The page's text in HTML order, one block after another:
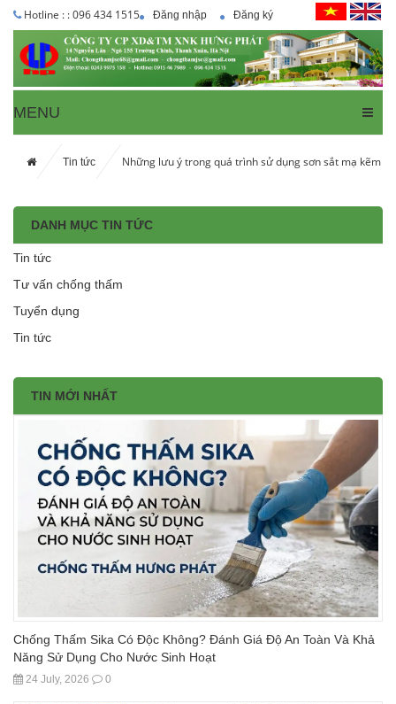
Hotline : : 096 434 1515 Đăng nhập Đăng ký
MENU
Tin tức Những lưu ý trong quá trình sử dụng sơn sắt mạ kẽm
DANH MỤC TIN TỨC
Tin tức
Tư vấn chống thấm
Tuyển dụng
Tin tức
TIN MỚI NHẤT
Chống Thấm Sika Có Độc Không? Đánh Giá Độ An Toàn Và Khả
Năng Sử Dụng Cho Nước Sinh Hoạt
24 July, 2026 0